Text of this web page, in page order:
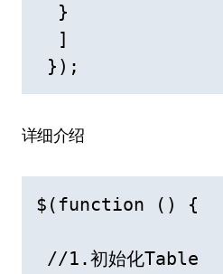
  }
  ]
});
详细介绍
$(function () {
//1.初始化Table